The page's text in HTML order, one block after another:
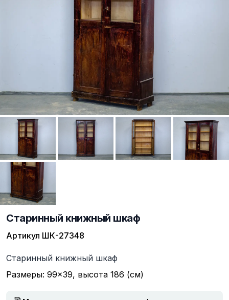
Старинный книжный шкаф
Артикул ШК-27348
Описание
Старинный книжный шкаф
Размеры: 99×39, высота 186 (см)